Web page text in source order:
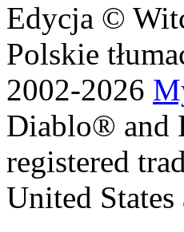
Edycja ©
Polskie
2002-2026
Diablo® and
registered
United